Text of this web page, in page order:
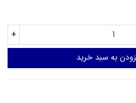
+
به سبد خرید